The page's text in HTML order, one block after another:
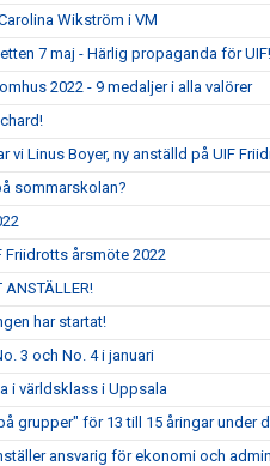
Wikström i VM
7 maj - Härlig propaganda för UIF!
2022 - 9 medaljer i alla valörer
vi Linus Boyer, ny anställd på UIF
sommarskolan?
Friidrotts årsmöte 2022
ANSTÄLLER!
har startat!
3 och No. 4 i januari
i världsklass i Uppsala
grupper" för 13 till 15 åringar under
ansvarig för ekonomi och